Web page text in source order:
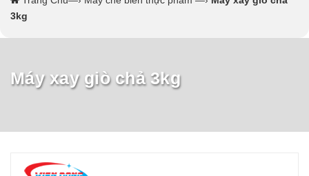
3kg
Máy xay giò chả 3kg